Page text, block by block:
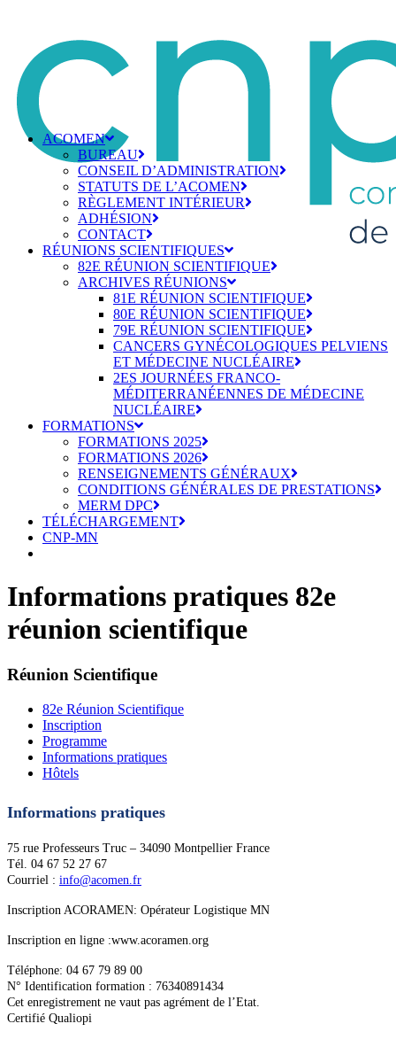
ACOMEN
BUREAU
CONSEIL D’ADMINISTRATION
STATUTS DE L’ACOMEN
RÈGLEMENT INTÉRIEUR
ADHÉSION
CONTACT
RÉUNIONS SCIENTIFIQUES
82E RÉUNION SCIENTIFIQUE
ARCHIVES RÉUNIONS
81E RÉUNION SCIENTIFIQUE
80E RÉUNION SCIENTIFIQUE
79E RÉUNION SCIENTIFIQUE
CANCERS GYNÉCOLOGIQUES PELVIENS
ET MÉDECINE NUCLÉAIRE
2ES JOURNÉES FRANCO-
MÉDITERRANÉENNES DE MÉDECINE
NUCLÉAIRE
FORMATIONS
FORMATIONS 2025
FORMATIONS 2026
RENSEIGNEMENTS GÉNÉRAUX
CONDITIONS GÉNÉRALES DE PRESTATIONS
MERM DPC
TÉLÉCHARGEMENT
CNP-MN
Informations pratiques 82e
réunion scientifique
Réunion Scientifique
82e Réunion Scientifique
Inscription
Programme
Informations pratiques
Hôtels
Informations pratiques
75 rue Professeurs Truc – 34090 Montpellier France
Tél. 04 67 52 27 67
Courriel : info@acomen.fr
Inscription ACORAMEN: Opérateur Logistique MN
Inscription en ligne :www.acoramen.org
Téléphone: 04 67 79 89 00
N° Identification formation : 76340891434
Cet enregistrement ne vaut pas agrément de l’Etat.
Certifié Qualiopi